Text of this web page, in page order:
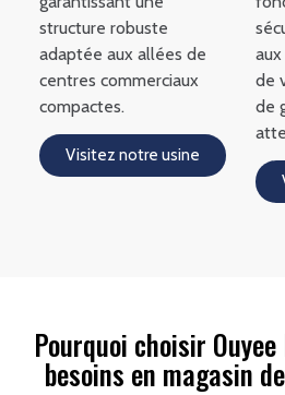
structure robuste
adaptée aux allées de
centres commerciaux
compactes.
Visitez notre usine
de
de
Pourquoi choisir
besoins en magasin